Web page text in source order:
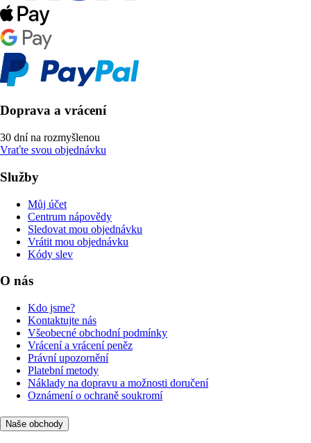
Doprava a vrácení
30 dní na rozmyšlenou
Vraťte svou objednávku
Služby
Můj účet
Centrum nápovědy
Sledovat mou objednávku
Vrátit mou objednávku
Kódy slev
O nás
Kdo jsme?
Kontaktujte nás
Všeobecné obchodní podmínky
Vrácení a vrácení peněz
Právní upozornění
Platební metody
Náklady na dopravu a možnosti doručení
Oznámení o ochraně soukromí
Naše obchody